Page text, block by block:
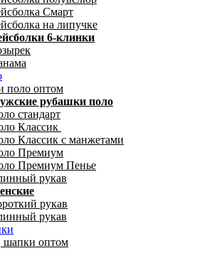
Смарт
на липучке
6-клинки
поло оптом
рубашки поло
стандарт
Классик
Классик с манжетами
Премиум
Премиум Пенье
рукав
рукав
рукав
оптом